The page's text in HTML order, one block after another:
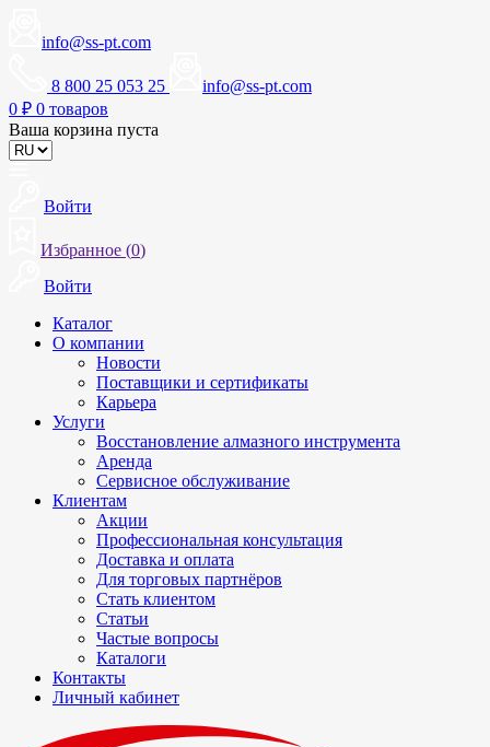
info@ss-pt.com
8 800 25 053 25
info@ss-pt.com
0 ₽ 0 товаров
Ваша корзина пуста
Войти
Избранное (0)
Войти
Каталог
О компании
Новости
Поставщики и сертификаты
Карьера
Услуги
Восстановление алмазного инструмента
Аренда
Сервисное обслуживание
Клиентам
Акции
Профессиональная консультация
Доставка и оплата
Для торговых партнёров
Стать клиентом
Статьи
Частые вопросы
Каталоги
Контакты
Личный кабинет